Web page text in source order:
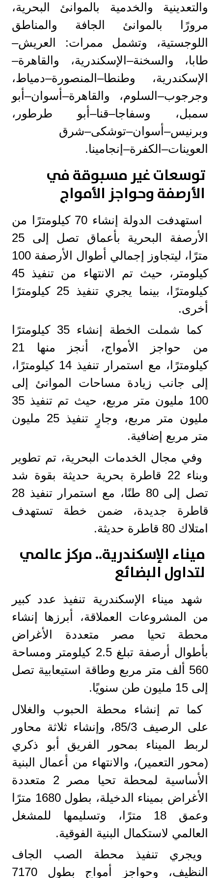
والتعدينية والخدمية بالموانئ البحرية،
مرورًا بالموانئ الجافة والمناطق
اللوجستية، وتشمل ممرات: العريش–
طابا، والسخنة–الإسكندرية، والقاهرة–
الإسكندرية، وطنطا–المنصورة–دمياط،
وجرجوب–السلوم، والقاهرة–أسوان–أبو
سمبل، وسفاجا–قنا–أبو طرطور،
وبرنيس–أسوان–توشكى–شرق
العوينات–الكفرة–إنجامينا.
توسعات غير مسبوقة في
الأرصفة وحواجز الأمواج
استهدفت الدولة إنشاء 70 كيلومترًا من
الأرصفة البحرية بأعماق تصل إلى 25
مترًا، ليتجاوز إجمالي أطوال الأرصفة 100
كيلومتر، حيث تم الانتهاء من تنفيذ 45
كيلومترًا، بينما يجري تنفيذ 25 كيلومترًا
أخرى.
كما شملت الخطة إنشاء 35 كيلومترًا
من حواجز الأمواج، أنجز منها 21
كيلومترًا، مع استمرار تنفيذ 14 كيلومترًا،
إلى جانب زيادة مساحات الموانئ إلى
100 مليون متر مربع، حيث تم تنفيذ 35
مليون متر مربع، وجارٍ تنفيذ 25 مليون
متر مربع إضافية.
وفي مجال الخدمات البحرية، تم تطوير
وبناء 22 قاطرة بحرية حديثة بقوة شد
تصل إلى 80 طنًا، مع استمرار تنفيذ 28
قاطرة جديدة، ضمن خطة تستهدف
امتلاك 80 قاطرة حديثة.
ميناء الإسكندرية.. مركز عالمي
لتداول البضائع
شهد ميناء الإسكندرية تنفيذ عدد كبير
من المشروعات العملاقة، أبرزها إنشاء
محطة تحيا مصر متعددة الأغراض
بأطوال أرصفة تبلغ 2.5 كيلومتر ومساحة
560 ألف متر مربع وطاقة استيعابية تصل
إلى 15 مليون طن سنويًا.
كما تم إنشاء محطة الحبوب والغلال
على الرصيف 85/3، وإنشاء ثلاثة محاور
لربط الميناء بمحور الفريق أبو ذكري
(محور التعمير)، والانتهاء من أعمال البنية
الأساسية لمحطة تحيا مصر 2 متعددة
الأغراض بميناء الدخيلة، بطول 1680 مترًا
وعمق 18 مترًا، وتسليمها للمشغل
العالمي لاستكمال البنية الفوقية.
ويجري تنفيذ محطة الصب الجاف
النظيف، وحواجز أمواج بطول 7170